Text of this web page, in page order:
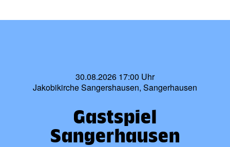
30.08.2026 17:00 Uhr
Jakobikirche Sangershausen, Sangerhausen
Gastspiel
Sangerhausen